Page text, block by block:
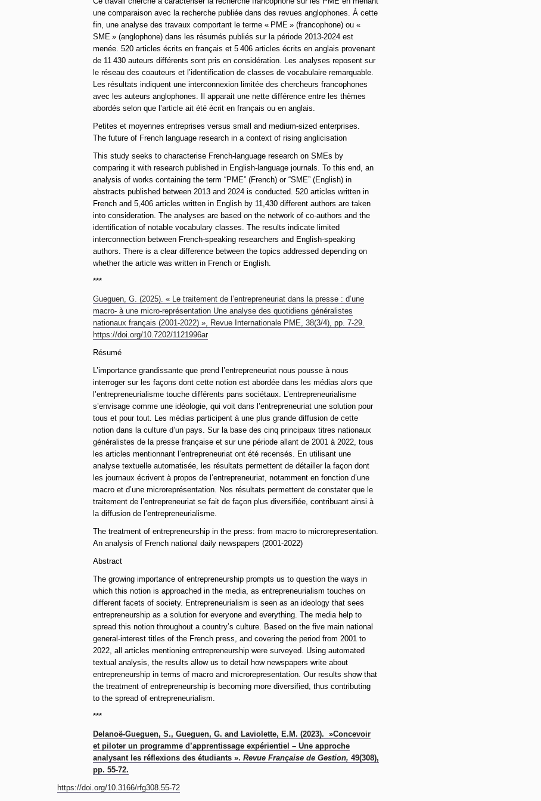
une comparaison avec la recherche publiée dans des revues anglophones. À cette
fin, une analyse des travaux comportant le terme « PME » (francophone) ou «
SME » (anglophone) dans les résumés publiés sur la période 2013-2024 est
menée. 520 articles écrits en français et 5 406 articles écrits en anglais provenant
de 11 430 auteurs différents sont pris en considération. Les analyses reposent sur
le réseau des coauteurs et l’identification de classes de vocabulaire remarquable.
Les résultats indiquent une interconnexion limitée des chercheurs francophones
avec les auteurs anglophones. Il apparait une nette différence entre les thèmes
abordés selon que l’article ait été écrit en français ou en anglais.
Petites et moyennes entreprises versus small and medium-sized enterprises.
The future of French language research in a context of rising anglicisation
This study seeks to characterise French-language research on SMEs by
comparing it with research published in English-language journals. To this end, an
analysis of works containing the term “PME” (French) or “SME” (English) in
abstracts published between 2013 and 2024 is conducted. 520 articles written in
French and 5,406 articles written in English by 11,430 different authors are taken
into consideration. The analyses are based on the network of co-authors and the
identification of notable vocabulary classes. The results indicate limited
interconnection between French-speaking researchers and English-speaking
authors. There is a clear difference between the topics addressed depending on
whether the article was written in French or English.
***
Gueguen, G. (2025). « Le traitement de l’entrepreneuriat dans la presse : d’une
macro- à une micro-représentation Une analyse des quotidiens généralistes
nationaux français (2001-2022) », Revue Internationale PME, 38(3/4), pp. 7-29.
https://doi.org/10.7202/1121996ar
Résumé
L’importance grandissante que prend l’entrepreneuriat nous pousse à nous
interroger sur les façons dont cette notion est abordée dans les médias alors que
l’entrepreneurialisme touche différents pans sociétaux. L’entrepreneurialisme
s’envisage comme une idéologie, qui voit dans l’entrepreneuriat une solution pour
tous et pour tout. Les médias participent à une plus grande diffusion de cette
notion dans la culture d’un pays. Sur la base des cinq principaux titres nationaux
généralistes de la presse française et sur une période allant de 2001 à 2022, tous
les articles mentionnant l’entrepreneuriat ont été recensés. En utilisant une
analyse textuelle automatisée, les résultats permettent de détailler la façon dont
les journaux écrivent à propos de l’entrepreneuriat, notamment en fonction d’une
macro et d’une microreprésentation. Nos résultats permettent de constater que le
traitement de l’entrepreneuriat se fait de façon plus diversifiée, contribuant ainsi à
la diffusion de l’entrepreneurialisme.
The treatment of entrepreneurship in the press: from macro to microrepresentation.
An analysis of French national daily newspapers (2001-2022)
Abstract
The growing importance of entrepreneurship prompts us to question the ways in
which this notion is approached in the media, as entrepreneurialism touches on
different facets of society. Entrepreneurialism is seen as an ideology that sees
entrepreneurship as a solution for everyone and everything. The media help to
spread this notion throughout a country’s culture. Based on the five main national
general-interest titles of the French press, and covering the period from 2001 to
2022, all articles mentioning entrepreneurship were surveyed. Using automated
textual analysis, the results allow us to detail how newspapers write about
entrepreneurship in terms of macro and microrepresentation. Our results show that
the treatment of entrepreneurship is becoming more diversified, thus contributing
to the spread of entrepreneurialism.
***
Delanoë-Gueguen, S., Gueguen, G. and Laviolette, E.M. (2023). »Concevoir
et piloter un programme d’apprentissage expérientiel – Une approche
analysant les réflexions des étudiants ». Revue Française de Gestion, 49(308),
pp. 55-72.
https://doi.org/10.3166/rfg308.55-72